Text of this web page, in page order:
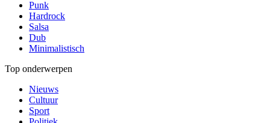
Punk
Hardrock
Salsa
Dub
Minimalistisch
Top onderwerpen
Nieuws
Cultuur
Sport